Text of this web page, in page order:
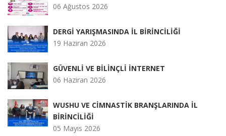
06 Ağustos 2026
DERGİ YARIŞMASINDA İL BİRİNCİLİĞİ
19 Haziran 2026
GÜVENLİ VE BİLİNÇLİ İNTERNET
06 Haziran 2026
WUSHU VE CİMNASTİK BRANŞLARINDA İL
BİRİNCİLİĞİ
05 Mayıs 2026